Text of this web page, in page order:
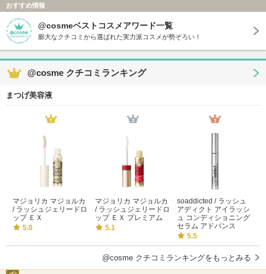
おすすめ情報
@cosmeベストコスメアワード一覧
膨大なクチコミから選ばれた実力派コスメが勢ぞろい！
@cosme クチコミランキング
まつげ美容液
マジョリカ マジョルカ
/ ラッシュジェリードロ
ップ ＥＸ
5.0
マジョリカ マジョルカ
/ ラッシュジェリードロ
ップ ＥＸ プレミアム
5.1
soaddicted / ラッシュ
アディクト アイラッシ
ュ コンディショニング
セラム アドバンス
5.5
@cosme クチコミランキングをもっとみる